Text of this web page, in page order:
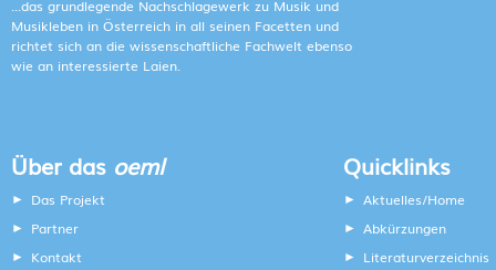
...das grundlegende Nachschlagewerk zu Musik und
Musikleben in Österreich in all seinen Facetten und
richtet sich an die wissenschaftliche Fachwelt ebenso
wie an interessierte Laien.
Über das oeml
Das Projekt
Partner
Kontakt
Quicklinks
Aktuelles/Home
Abkürzungen
Literaturverzeichnis